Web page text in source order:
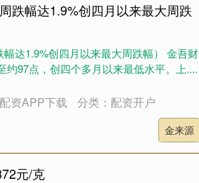
跌幅达1.9%创四月以来最大周跌
达1.9%创四月以来最大周跌幅） 金吾财
97点，创四个多月以来最低水平。上....
资APP下载 分类：配资开户
金来源
元/克
300 4651.31 -6.85 -0.15%